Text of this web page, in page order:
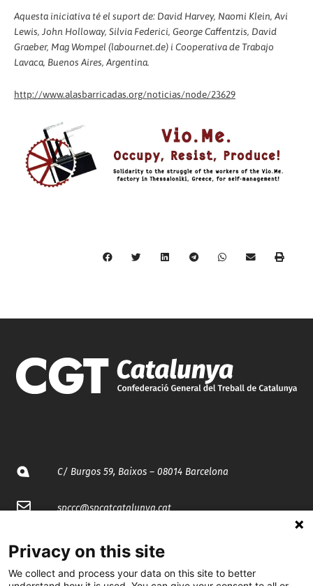
Aquesta iniciativa té el suport de: David Harvey, Naomi Klein, Avi
Lewis, John Holloway, Silvia Federici, George Caffentzis, David
Graeber, Mag Wompel (labournet.de) i Cooperativa de Trabajo
Lavaca, Buenos Aires, Argentina.
http://www.alasbarricadas.org/noticias/node/23629
C/ Burgos 59, Baixos – 08014 Barcelona
spccc@spcgtcatalunya.cat
@CGTCatalunya
Privacy on this site
We collect and process your data on this site to better